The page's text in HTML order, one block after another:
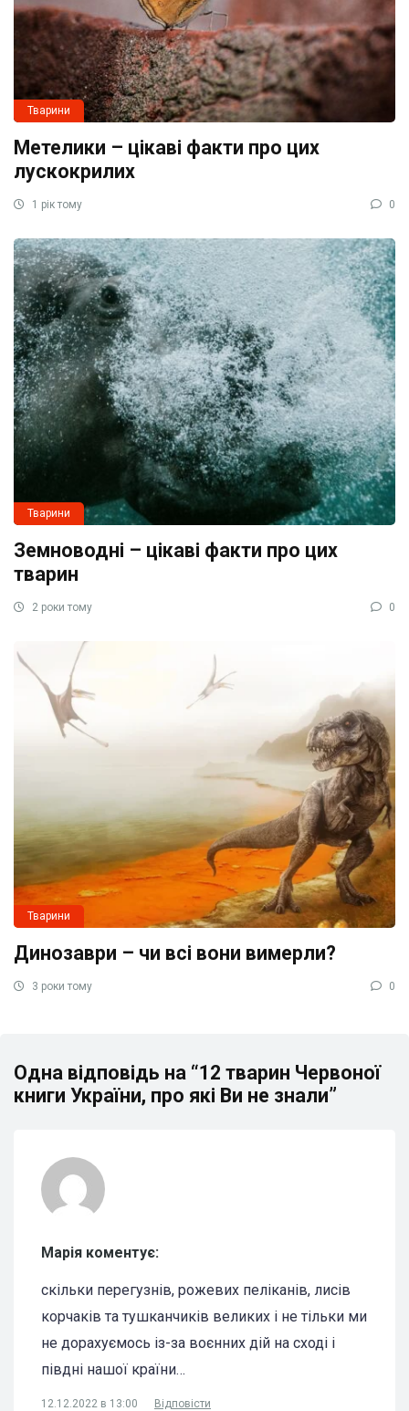
Тварини
Метелики – цікаві факти про цих
лускокрилих
1 рік тому 0
Тварини
Земноводні – цікаві факти про цих
тварин
2 роки тому 0
Тварини
Динозаври – чи всі вони вимерли?
3 роки тому 0
Одна відповідь на “12 тварин Червоної
книги України, про які Ви не знали”
Марія коментує:
скільки перегузнів, рожевих пеліканів, лисів
корчаків та тушканчиків великих і не тільки ми
не дорахуємось із-за воєнних дій на сході і
півдні нашої країни…
12.12.2022 в 13:00 Відповісти